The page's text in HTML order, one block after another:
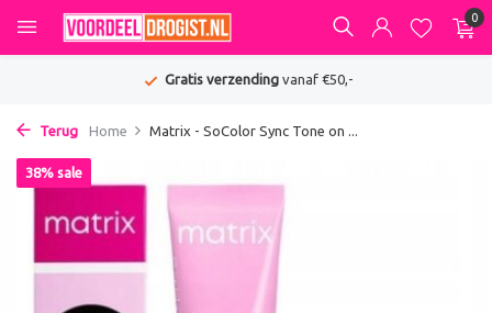
0
Gratis verzendingvanaf €50,-
Terug Home Matrix - SoColor Sync Tone on ...
38% sale